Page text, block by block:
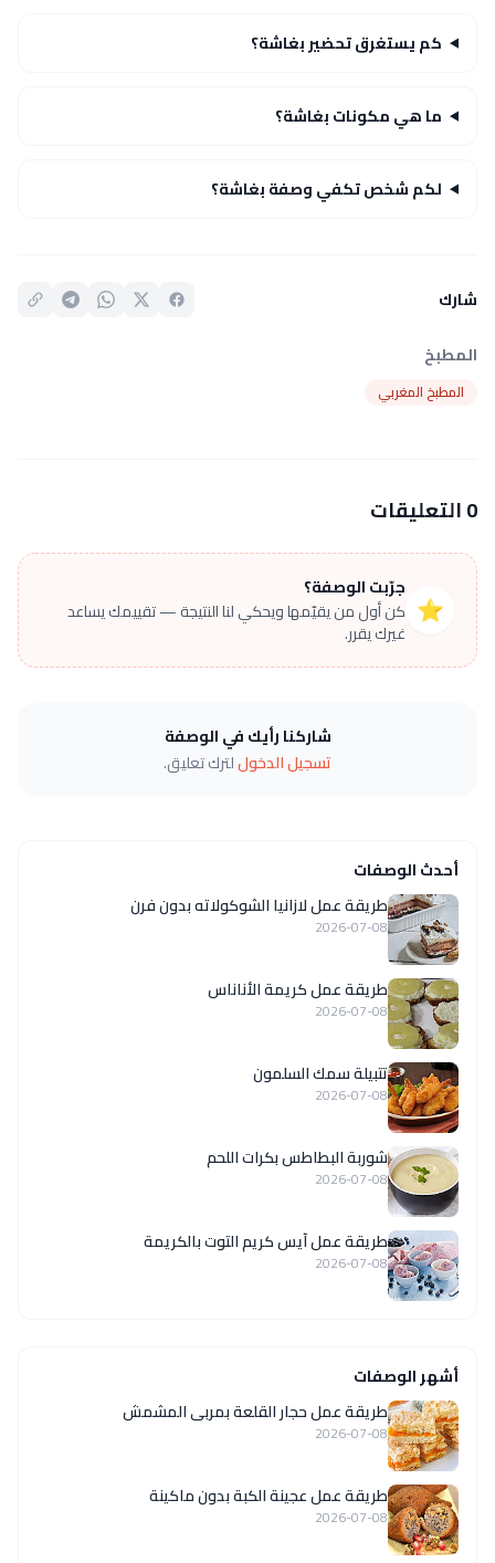
كم يستغرق تحضير بغاشة؟
ما هي مكونات بغاشة؟
لكم شخص تكفي وصفة بغاشة؟
شارك
المطبخ
المطبخ المغربي
0 التعليقات
⭐
جرّبت الوصفة؟
كن أول من يقيّمها ويحكي لنا النتيجة — تقييمك يساعد
غيرك يقرر.
شاركنا رأيك في الوصفة
تسجيل الدخوللترك تعليق.
أحدث الوصفات
طريقة عمل لازانيا الشوكولاته بدون فرن
2026-07-08
طريقة عمل كريمة الأناناس
2026-07-08
تتبيلة سمك السلمون
2026-07-08
شوربة البطاطس بكرات اللحم
2026-07-08
طريقة عمل آيس كريم التوت بالكريمة
2026-07-08
أشهر الوصفات
طريقة عمل حجار القلعة بمربى المشمش
2026-07-08
طريقة عمل عجينة الكبة بدون ماكينة
2026-07-08